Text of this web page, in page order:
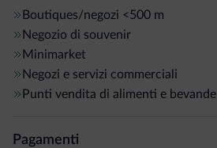
Boutiques/negozi <500 m
Negozio di souvenir
Minimarket
Negozi e servizi commerciali
Punti vendita di alimenti e bevande
Pagamenti